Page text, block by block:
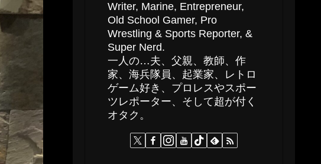
Writer, Marine, Entrepreneur,
Old School Gamer, Pro
Wrestling & Sports Reporter, &
Super Nerd.
一人の…夫、父親、教師、作
家、海兵隊員、起業家、レトロ
ゲーム好き、プロレスやスポー
ツレポーター、そして超が付く
オタク。